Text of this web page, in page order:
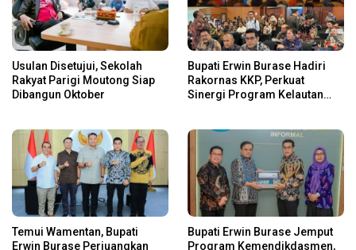
Usulan Disetujui, Sekolah
Rakyat Parigi Moutong Siap
Dibangun Oktober
Bupati Erwin Burase Hadiri
Rakornas KKP, Perkuat
Sinergi Program Kelautan
Temui Wamentan, Bupati
Erwin Burase Perjuangkan
Bupati Erwin Burase Jemput
Program Kemendikdasmen,